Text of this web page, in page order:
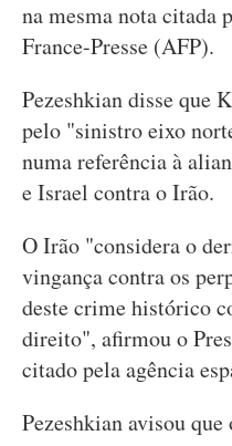
na mesma nota citada
France-Presse (AFP).
Pezeshkian disse que
pelo "sinistro eixo
numa referência à
e Israel contra o Irão.
O Irão "considera o
vingança contra os
deste crime histórico
direito", afirmou o
citado pela agência
Pezeshkian avisou